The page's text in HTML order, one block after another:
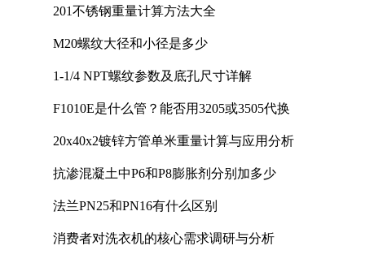
201不锈钢重量计算方法大全
M20螺纹大径和小径是多少
1-1/4 NPT螺纹参数及底孔尺寸详解
F1010E是什么管？能否用3205或3505代换
20x40x2镀锌方管单米重量计算与应用分析
抗渗混凝土中P6和P8膨胀剂分别加多少
法兰PN25和PN16有什么区别
消费者对洗衣机的核心需求调研与分析